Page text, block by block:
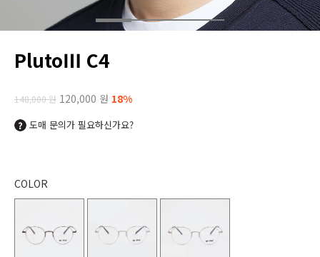
PlutoⅢ C4
148,000 원 120,000 원 18%
도매 문의가 필요하신가요?
COLOR